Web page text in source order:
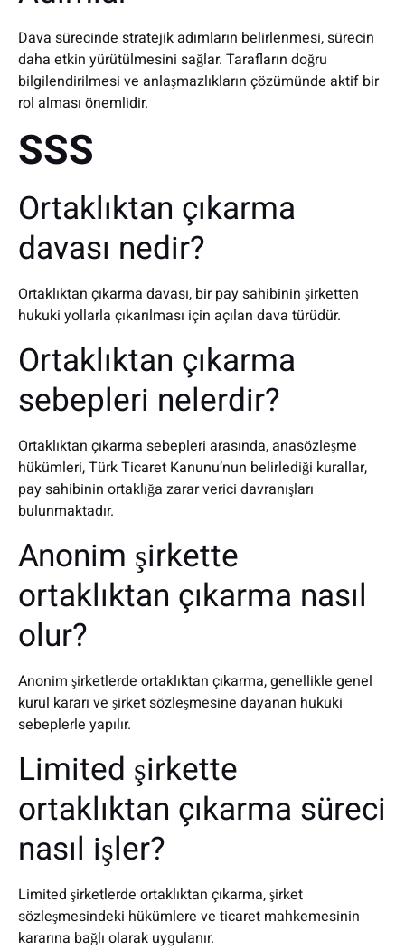
Dava sürecinde stratejik adımların belirlenmesi, sürecin
daha etkin yürütülmesini sağlar. Tarafların doğru
bilgilendirilmesi ve anlaşmazlıkların çözümünde aktif bir
rol alması önemlidir.
SSS
Ortaklıktan çıkarma
davası nedir?
Ortaklıktan çıkarma davası, bir pay sahibinin şirketten
hukuki yollarla çıkarılması için açılan dava türüdür.
Ortaklıktan çıkarma
sebepleri nelerdir?
Ortaklıktan çıkarma sebepleri arasında, anasözleşme
hükümleri, Türk Ticaret Kanunu’nun belirlediği kurallar,
pay sahibinin ortaklığa zarar verici davranışları
bulunmaktadır.
Anonim şirkette
ortaklıktan çıkarma nasıl
olur?
Anonim şirketlerde ortaklıktan çıkarma, genellikle genel
kurul kararı ve şirket sözleşmesine dayanan hukuki
sebeplerle yapılır.
Limited şirkette
ortaklıktan çıkarma süreci
nasıl işler?
Limited şirketlerde ortaklıktan çıkarma, şirket
sözleşmesindeki hükümlere ve ticaret mahkemesinin
kararına bağlı olarak uygulanır.